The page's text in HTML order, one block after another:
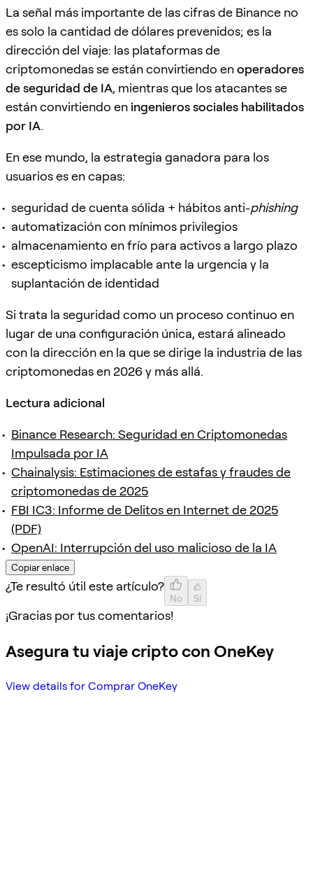
La señal más importante de las cifras de Binance no
es solo la cantidad de dólares prevenidos; es la
dirección del viaje: las plataformas de
criptomonedas se están convirtiendo enoperadores
de seguridad de IA, mientras que los atacantes se
están convirtiendo en ingenieros sociales habilitados
por IA.
En ese mundo, la estrategia ganadora para los
usuarios es en capas:
seguridad de cuenta sólida + hábitos anti-phishing
automatización con mínimos privilegios
almacenamiento en frío para activos a largo plazo
escepticismo implacable ante la urgencia y la
suplantación de identidad
Si trata la seguridad como un proceso continuo en
lugar de una configuración única, estará alineado
con la dirección en la que se dirige la industria de las
criptomonedas en 2026 y más allá.
Lectura adicional
Binance Research: Seguridad en Criptomonedas
Impulsada por IA
Chainalysis: Estimaciones de estafas y fraudes de
criptomonedas de 2025
FBI IC3: Informe de Delitos en Internet de 2025
(PDF)
OpenAI: Interrupción del uso malicioso de la IA
Copiar enlace
¿Te resultó útil este artículo?
No Sí
¡Gracias por tus comentarios!
Asegura tu viaje cripto con OneKey
View details for Comprar OneKey